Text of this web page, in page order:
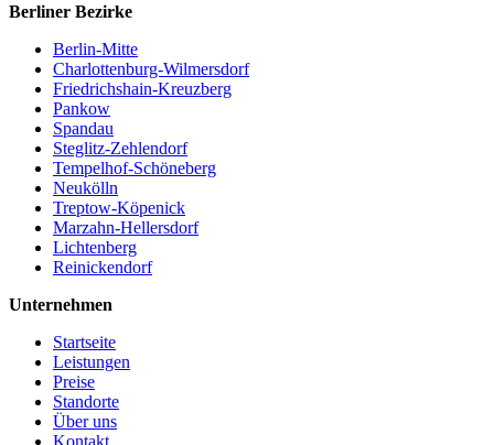
Berliner Bezirke
Berlin-Mitte
Charlottenburg-Wilmersdorf
Friedrichshain-Kreuzberg
Pankow
Spandau
Steglitz-Zehlendorf
Tempelhof-Schöneberg
Neukölln
Treptow-Köpenick
Marzahn-Hellersdorf
Lichtenberg
Reinickendorf
Unternehmen
Startseite
Leistungen
Preise
Standorte
Über uns
Kontakt